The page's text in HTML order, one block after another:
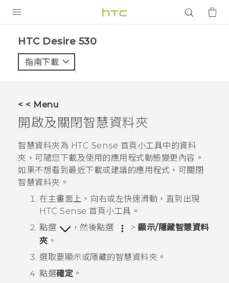
VIVE
應用程式
支援服務
HTC Desire 530‎
指南下載
< < Menu
開啟及關閉智慧資料夾
智慧資料夾為 HTC Sense 首頁小工具中的資料
夾，可隨您下載及使用的應用程式動態變更內容。
如果不想看到最近下載或建議的應用程式，可關閉
智慧資料夾。
在主畫面上，向右或左快速滑動，直到出現
HTC Sense 首頁小工具。
點選
，然後點選 > 顯示/隱藏智慧資料
夾 。
選取要顯示或隱藏的智慧資料夾。
點選確定 。